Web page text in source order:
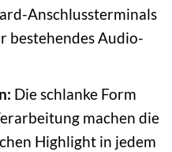
Anschlussterminals
bestehendes Audio-
Die schlanke Form
machen die
Highlight in jedem